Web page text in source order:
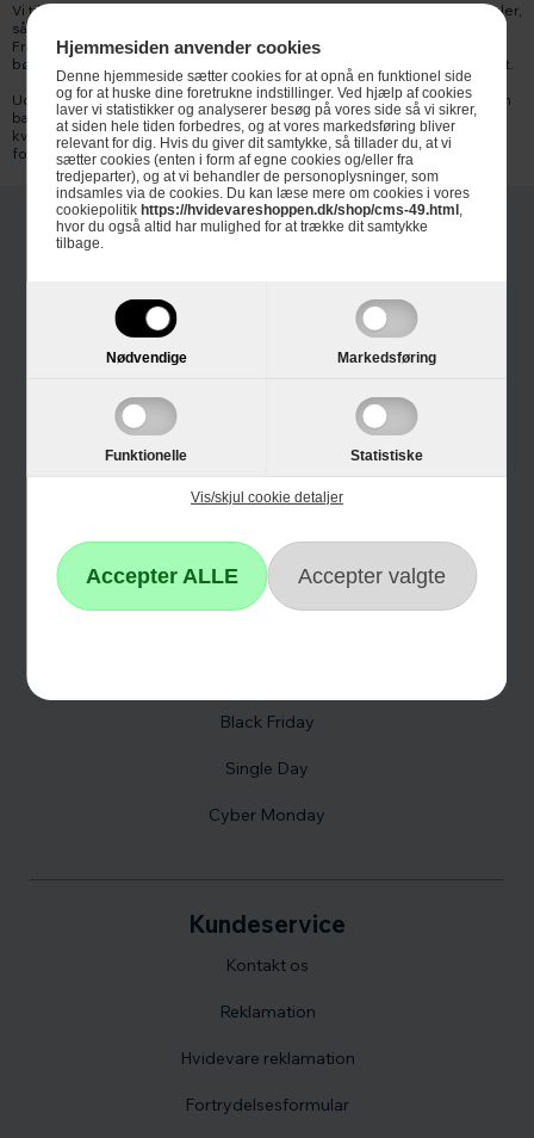
Hjemmesiden anvender cookies
Denne hjemmeside sætter cookies for at opnå en funktionel side
og for at huske dine foretrukne indstillinger. Ved hjælp af cookies
laver vi statistikker og analyserer besøg på vores side så vi sikrer,
at siden hele tiden forbedres, og at vores markedsføring bliver
relevant for dig. Hvis du giver dit samtykke, så tillader du, at vi
sætter cookies (enten i form af egne cookies og/eller fra
tredjeparter), og at vi behandler de personoplysninger, som
indsamles via de cookies. Du kan læse mere om cookies i vores
cookiepolitikhttps://hvidevareshoppen.dk/shop/cms-49.html
hvor du også altid har mulighed for at trække dit samtykke
tilbage.
Nødvendige Markedsføring
Funktionelle Statistiske
Vis/skjul cookie detaljer
Vi tilbyder et udvalg af bagepensler i forskellige størrelser og materialer,
så du kan vælge den, der passer bedst til dine behov og præferencer.
Fra traditionelle bagepensel med hår til moderne bagepensel silikone
børster, finder du det rette redskab til enhver opgave i vores sortiment.
Udforsk vores udvalg af bagepensel, oliepensel, madpensel og løft din
bagning til et nyt niveau af ekspertise og finesse. Med produkter af høj
kvalitet og overlegen ydeevne er vores bagepensel det ultimative valg
for enhver, der stræber efter perfektion i køkkenet.
Kundeservice
Kontakt os
Reklamation
Hvidevare reklamation
Fortrydelsesformular
Trustpilot
4 års garanti
Black Friday
Single Day
Cyber Monday